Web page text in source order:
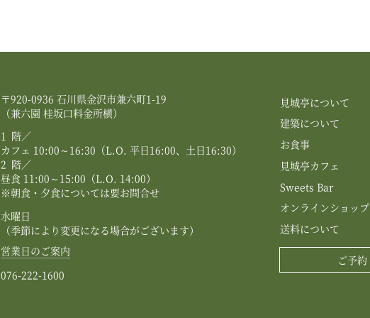
〒920-0936 石川県金沢市兼六町1-19
（兼六園 桂坂口料金所横）
1 階／
カフェ 10:00～16:30（L.O. 平日16:00、土日16:30）
2 階／
昼食 11:00～15:00（L.O. 14:00）
※朝食・夕食については要お問合せ
水曜日
（季節により変更になる場合がございます）
営業日のご案内
076-222-1600
見城亭について
建築について
お食事
見城亭カフェ
Sweets Bar
オンラインショップ
送料について
ご予約